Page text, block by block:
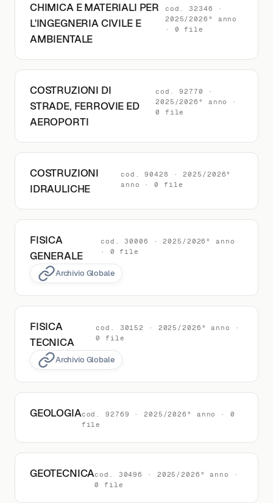
CHIMICA E MATERIALI PER
L'INGEGNERIA CIVILE E
AMBIENTALE
cod. 32346 ·
2025/2026° anno
· 0 file
COSTRUZIONI DI
STRADE, FERROVIE ED
AEROPORTI
cod. 92770 ·
2025/2026° anno ·
0 file
COSTRUZIONI
IDRAULICHE
cod. 90428 · 2025/2026°
anno · 0 file
FISICA
GENERALE
cod. 30006 · 2025/2026° anno
· 0 file
Archivio Globale
FISICA
TECNICA
cod. 30152 · 2025/2026° anno ·
0 file
Archivio Globale
GEOLOGIAcod. 92769 · 2025/2026° anno · 0
file
GEOTECNICAcod. 30496 · 2025/2026° anno ·
0 file